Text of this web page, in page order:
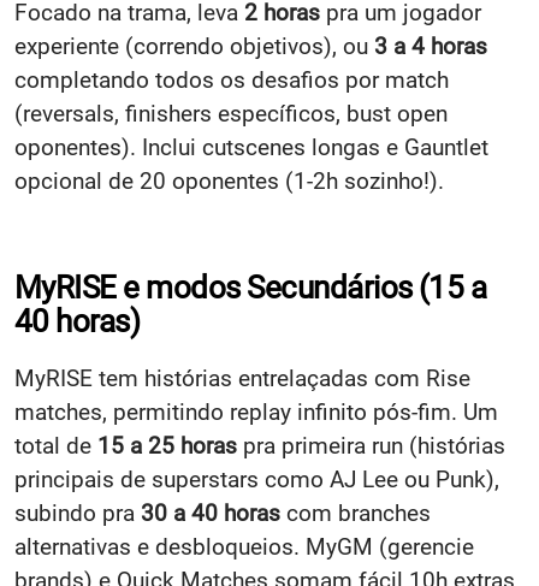
Focado na trama, leva 2 horas pra um jogador
experiente (correndo objetivos), ou 3 a 4 horas
completando todos os desafios por match
(reversals, finishers específicos, bust open
oponentes). Inclui cutscenes longas e Gauntlet
opcional de 20 oponentes (1-2h sozinho!).
MyRISE e modos Secundários (15 a
40 horas)
MyRISE tem histórias entrelaçadas com Rise
matches, permitindo replay infinito pós-fim. Um
total de 15 a 25 horas pra primeira run (histórias
principais de superstars como AJ Lee ou Punk),
subindo pra 30 a 40 horas com branches
alternativas e desbloqueios. MyGM (gerencie